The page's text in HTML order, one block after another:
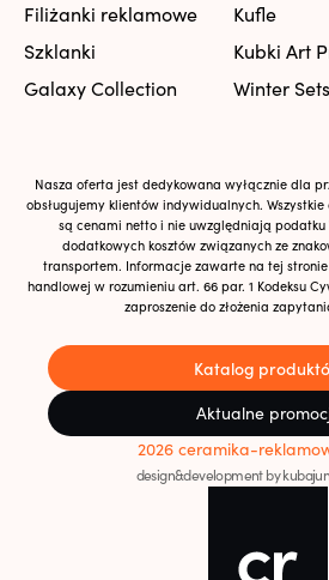
Filiżanki reklamowe
Kufle
Szklanki
Kubki Art
Galaxy Collection
Winter Sets
Nasza oferta jest dedykowana wyłącznie dla
obsługujemy klientów indywidualnych.
są cenami netto i nie uwzględniają podatku
dodatkowych kosztów związanych ze
transportem. Informacje zawarte na tej
handlowej w rozumieniu art. 66 par. 1 Kodeksu
zaproszenie do złożenia
Katalog
Aktualne
2026 ceramika-
design&development by